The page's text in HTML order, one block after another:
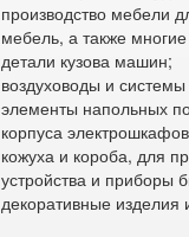
производство мебели
мебель, а также
детали кузова машин;
воздуховоды и
элементы напольных
корпуса
кожуха и короба, для
устройства и приборы
декоративные изделия